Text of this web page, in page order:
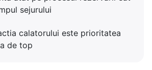
sejurului
calatorului este prioritatea
de top